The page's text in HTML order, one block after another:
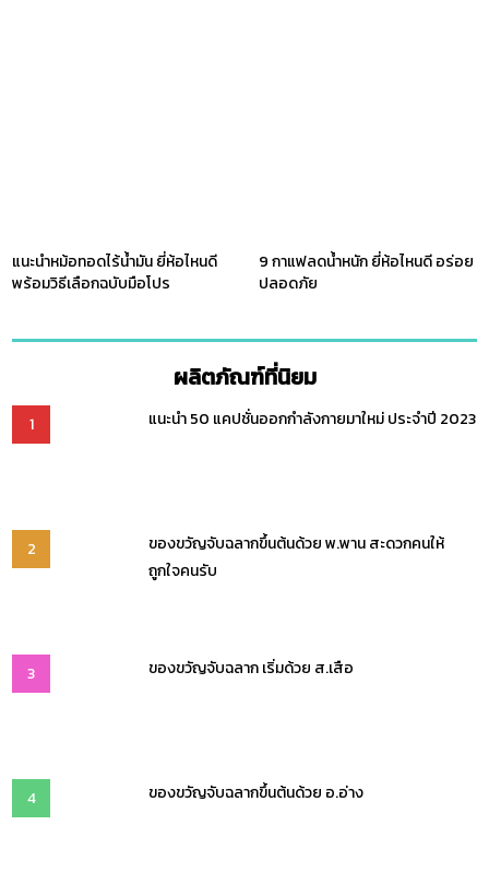
แนะนำหม้อทอดไร้น้ำมัน ยี่ห้อไหนดี
พร้อมวิธีเลือกฉบับมือโปร
9 กาแฟลดน้ำหนัก ยี่ห้อไหนดี อร่อย
ปลอดภัย
ผลิตภัณฑ์ที่นิยม
1 แนะนำ 50 แคปชั่นออกกำลังกายมาใหม่ ประจำปี 2023
2
ของขวัญจับฉลากขึ้นต้นด้วย พ.พาน สะดวกคนให้
ถูกใจคนรับ
3 ของขวัญจับฉลาก เริ่มด้วย ส.เสือ
4 ของขวัญจับฉลากขึ้นต้นด้วย อ.อ่าง